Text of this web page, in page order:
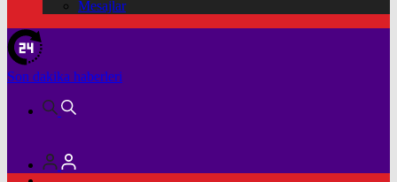
Mesajlar
Son dakika haberleri